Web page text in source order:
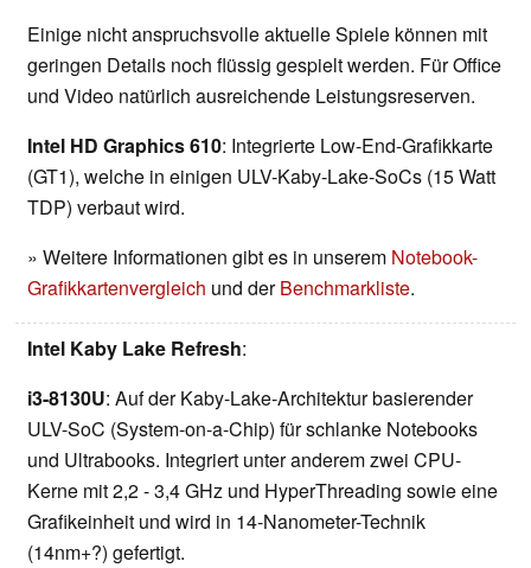
Einige nicht anspruchsvolle aktuelle Spiele können mit
geringen Details noch flüssig gespielt werden. Für Office
und Video natürlich ausreichende Leistungsreserven.
Intel HD Graphics 610: Integrierte Low-End-Grafikkarte
(GT1), welche in einigen ULV-Kaby-Lake-SoCs (15 Watt
TDP) verbaut wird.
» Weitere Informationen gibt es in unserem Notebook-
Grafikkartenvergleich und derBenchmarkliste.
Intel Kaby Lake Refresh:
i3-8130U: Auf der Kaby-Lake-Architektur basierender
ULV-SoC (System-on-a-Chip) für schlanke Notebooks
und Ultrabooks. Integriert unter anderem zwei CPU-
Kerne mit 2,2 - 3,4 GHz und HyperThreading sowie eine
Grafikeinheit und wird in 14-Nanometer-Technik
(14nm+?) gefertigt.